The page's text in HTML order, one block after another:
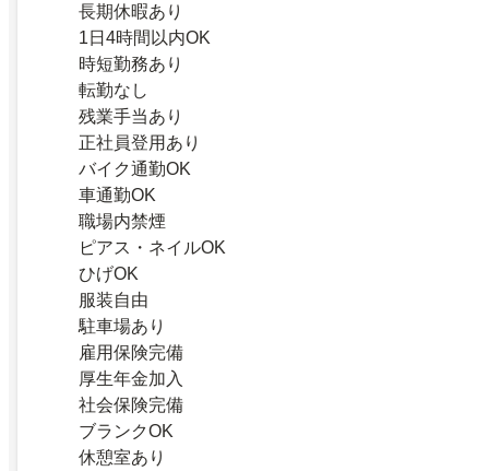
長期休暇あり
1日4時間以内OK
時短勤務あり
転勤なし
残業手当あり
正社員登用あり
バイク通勤OK
車通勤OK
職場内禁煙
ピアス・ネイルOK
ひげOK
服装自由
駐車場あり
雇用保険完備
厚生年金加入
社会保険完備
ブランクOK
休憩室あり